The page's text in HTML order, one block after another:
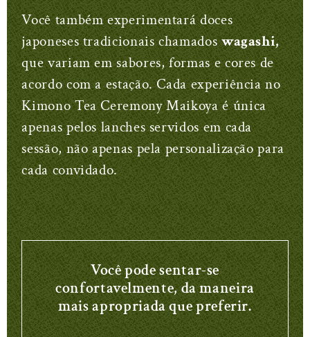
Você também experimentará doces
japoneses tradicionais chamados wagashi,
que variam em sabores, formas e cores de
acordo com a estação. Cada experiência no
Kimono Tea Ceremony Maikoya é única
apenas pelos lanches servidos em cada
sessão, não apenas pela personalização para
cada convidado.
Você pode sentar-se
confortavelmente, da maneira
mais apropriada que preferir.